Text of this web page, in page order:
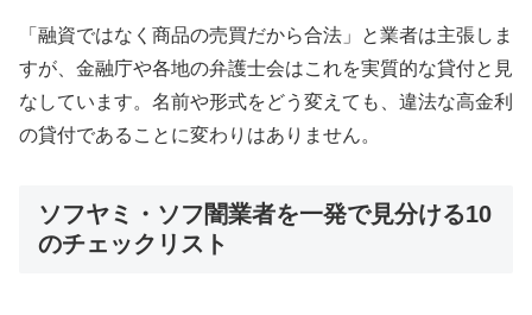
「融資ではなく商品の売買だから合法」と業者は主張しま
すが、金融庁や各地の弁護士会はこれを実質的な貸付と見
なしています。名前や形式をどう変えても、違法な高金利
の貸付であることに変わりはありません。
ソフヤミ・ソフ闇業者を一発で見分ける10
のチェックリスト